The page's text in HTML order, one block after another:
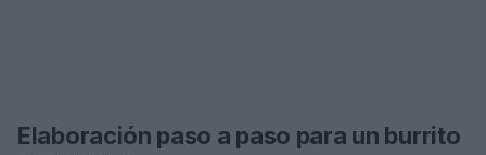
Elaboración paso a paso para un burrito